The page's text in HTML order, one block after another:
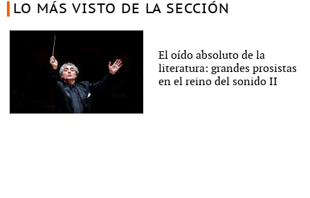
LO MÁS VISTO DE LA SECCIÓN
El oído absoluto de la
literatura: grandes prosistas
en el reino del sonido II